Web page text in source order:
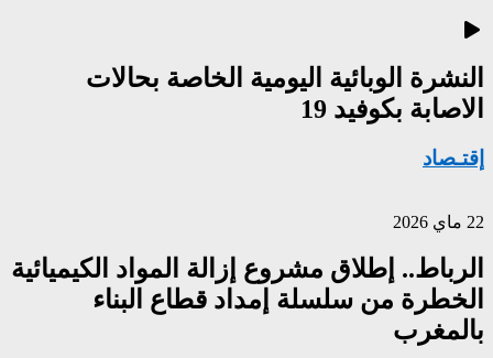
النشرة الوبائية اليومية الخاصة بحالات
الاصابة بكوفيد 19
إقتـصاد
22 ماي 2026
الرباط.. إطلاق مشروع إزالة المواد الكيميائية
الخطرة من سلسلة إمداد قطاع البناء
بالمغرب